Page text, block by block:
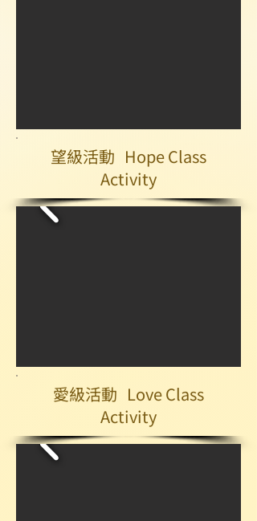
望級活動 Hope Class
Activity
愛級活動 Love Class
Activity